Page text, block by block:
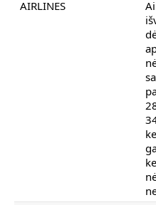
AIRLINES